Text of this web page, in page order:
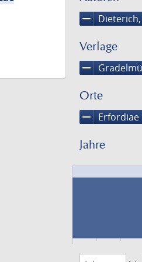
remove
Verlage
remove
Orte
remove Erfordiae
Jahre
1791